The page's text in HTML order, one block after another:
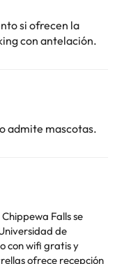
si ofrecen la
con antelación.
admite mascotas.
Falls se
de
con wifi gratis y
ofrece recepción